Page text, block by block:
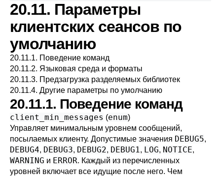
20.11. Параметры
клиентских сеансов по
умолчанию
20.11.1. Поведение команд
20.11.2. Языковая среда и форматы
20.11.3. Предзагрузка разделяемых библиотек
20.11.4. Другие параметры по умолчанию
20.11.1. Поведение команд
client_min_messages (enum)
Управляет минимальным уровнем сообщений,
посылаемых клиенту. Допустимые значения DEBUG5,
DEBUG4, DEBUG3, DEBUG2, DEBUG1, LOG, NOTICE,
WARNING и ERROR. Каждый из перечисленных
уровней включает все идущие после него. Чем